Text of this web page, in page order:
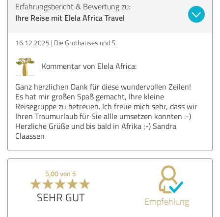
Erfahrungsbericht & Bewertung zu:
Ihre Reise mit Elela Africa Travel
16.12.2025 Die Grothauses und S.
Kommentar von Elela Africa:
Ganz herzlichen Dank für diese wundervollen Zeilen!
Es hat mir großen Spaß gemacht, Ihre kleine
Reisegruppe zu betreuen. Ich freue mich sehr, dass wir
Ihren Traumurlaub für Sie allle umsetzen konnten :-)
Herzliche Grüße und bis bald in Afrika ;-) Sandra
Claassen
5,00 von 5
SEHR GUT Empfehlung